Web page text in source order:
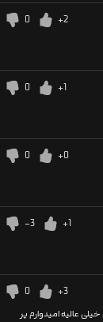
+2
0
+1
0
+0
0
+1
-3
+3
0
عالیه امیدوارم پر